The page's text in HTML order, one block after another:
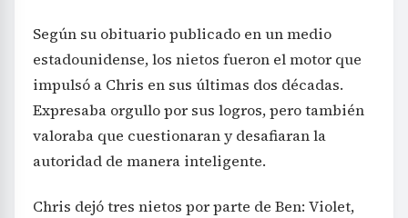
Según su obituario publicado en un medio
estadounidense, los nietos fueron el motor que
impulsó a Chris en sus últimas dos décadas.
Expresaba orgullo por sus logros, pero también
valoraba que cuestionaran y desafiaran la
autoridad de manera inteligente.
Chris dejó tres nietos por parte de Ben: Violet,